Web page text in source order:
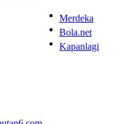
Merdeka
Bola.net
Kapanlagi